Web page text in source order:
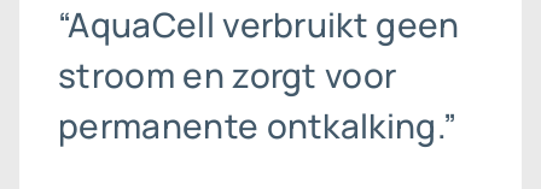
“AquaCell verbruikt geen
stroom en zorgt voor
permanente ontkalking.”